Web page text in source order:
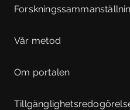
Vår metod
Om portalen